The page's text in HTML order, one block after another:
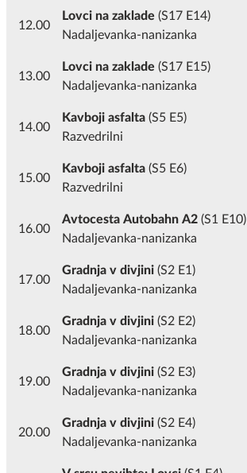
12.00
Lovci na zaklade (S17 E14)
Nadaljevanka-nanizanka
13.00
Lovci na zaklade (S17 E15)
Nadaljevanka-nanizanka
14.00
Kavboji asfalta (S5 E5)
Razvedrilni
15.00
Kavboji asfalta (S5 E6)
Razvedrilni
16.00
Avtocesta Autobahn A2 (S1 E10)
Nadaljevanka-nanizanka
17.00
Gradnja v divjini (S2 E1)
Nadaljevanka-nanizanka
18.00
Gradnja v divjini (S2 E2)
Nadaljevanka-nanizanka
19.00
Gradnja v divjini (S2 E3)
Nadaljevanka-nanizanka
20.00
Gradnja v divjini (S2 E4)
Nadaljevanka-nanizanka